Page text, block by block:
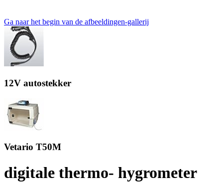
Ga naar het begin van de afbeeldingen-gallerij
12V autostekker
Vetario T50M
digitale thermo- hygrometer